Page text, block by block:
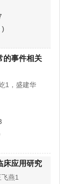
)
的事件相关
1，盛建华
床应用研究
燕1